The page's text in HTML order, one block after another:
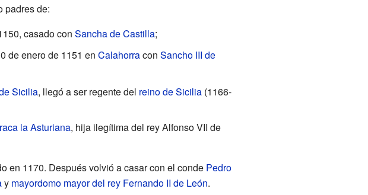
padres de:
casado con Sancha de Castilla;
de enero de 1151 en Calahorracon Sancho III de
Sicilia, llegó a ser regente del reino de Sicilia(1166-
la Asturiana, hija ilegítima del rey Alfonso VII de
en 1170. Después volvió a casar con el conde Pedro
y mayordomo mayor del rey Fernando II de León.